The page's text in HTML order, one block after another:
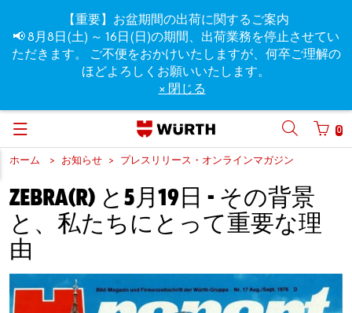
0
ホーム お知らせ プレスリリース・オンラインマガジン
ZEBRA(R) と5月19日 - その背景
と、私たちにとって重要な理
由
【重要】お盆期間の出荷に関するご案内
📢 8月8日(土) ～ 16日(日)の期間、出荷業務を停止させてい
ただきます。 ご不便をおかけいたしますが、何卒ご理解の
ほどよろしくお願いいたします。
× 閉じる